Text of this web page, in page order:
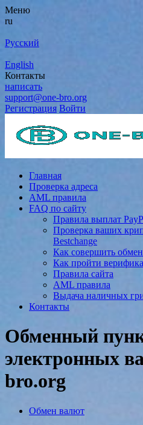
Меню
ru
Русский
English
Контакты
написать
support@one-bro.org
Регистрация Войти
Главная
Проверка адреса
AML правила
FAQ по сайту
Правила выплат
Проверка ваших
Bestchange
Как совершить
Как пройти
Правила сайта
AML правила
Выдача наличных
Контакты
Обменный
электронных
bro.org
Обмен валют